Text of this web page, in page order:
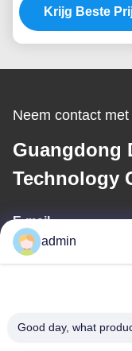
Krijg Beste
Neem contact
Guangdong
Technology
E-mail
admin
Good day, what